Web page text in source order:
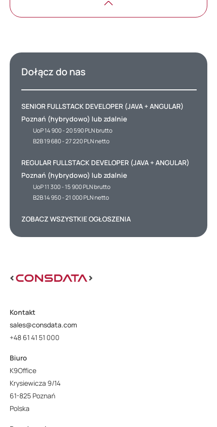
Dołącz do nas
SENIOR FULLSTACK DEVELOPER (JAVA + ANGULAR)
Poznań (hybrydowo) lub zdalnie
UoP 14 900 - 20 590 PLN brutto
B2B 19 680 - 27 220 PLN netto
REGULAR FULLSTACK DEVELOPER (JAVA + ANGULAR)
Poznań (hybrydowo) lub zdalnie
UoP 11 300 - 15 900 PLN brutto
B2B 14 950 - 21 000 PLN netto
ZOBACZ WSZYSTKIE OGŁOSZENIA
Kontakt
sales@consdata.com
+48 61 41 51 000
Biuro
K9Office
Krysiewicza 9/14
61-825 Poznań
Polska